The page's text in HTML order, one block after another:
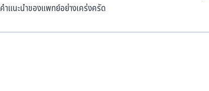
ำแนะนำของแพทย์อย่างเคร่งครัด